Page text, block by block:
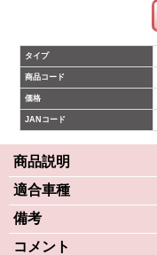
タイプ
商品コード
価格
JANコード
商品説明
適合車種
備考
コメント